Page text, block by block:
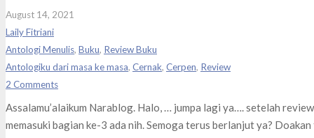
August 14, 2021
Laily Fitriani
Antologi Menulis, Buku, Review Buku
Antologiku dari masa ke masa, Cernak, Cerpen, Review
2 Comments
Assalamu’alaikum Narablog. Halo, … jumpa lagi ya…. setelah
memasuki bagian ke-3 ada nih. Semoga terus berlanjut ya?